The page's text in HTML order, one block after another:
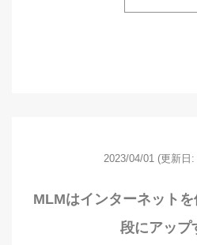
2023/04/01 (更新日
MLMはインターネット
段にアップ